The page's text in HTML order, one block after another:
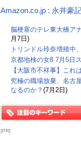
Amazon.co.jp : 永井豪
脳梗塞のテレ東大橋ア
月7日)
トリンドル玲奈増殖中
京都地検の女8 7月5日
【大阪市不祥事】これ
究極の職場放棄、名古
なるのか？ (7月2日)
[PR]